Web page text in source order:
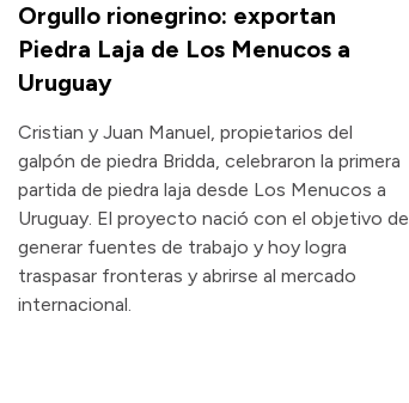
Orgullo rionegrino: exportan
Piedra Laja de Los Menucos a
Uruguay
Cristian y Juan Manuel, propietarios del
galpón de piedra Bridda, celebraron la primera
partida de piedra laja desde Los Menucos a
Uruguay. El proyecto nació con el objetivo de
generar fuentes de trabajo y hoy logra
traspasar fronteras y abrirse al mercado
internacional.